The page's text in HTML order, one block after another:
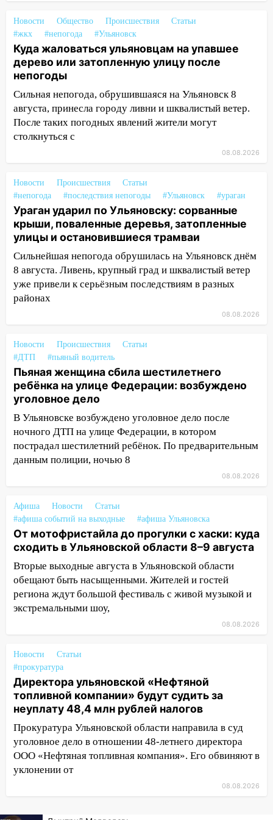
13:49 Стихия продолжает крушить
Ульяновск: дерево рухнуло на дом на
Орджоникидзе
13:47 На Нижней Террасе мощным
ветром вырвало дерево с корнем
13:46 Сильный ветер сорвал крышу с
СТО на проспекте Созидателей
Непогода продолжает бить по
сошёл с рельсов
13:22 Упавшие деревья перекрыли
дороги в Ульяновске: фото
13:17 Непогода в Ульяновске не
закончится сегодня: сильные ливни
сохранятся 9 августа
13:15 Трижды «брал в долг» без спроса:
житель Вешкаймского района похитил у
13:14
Ураган оторвал светофор на
проспекте Филатова в Ульяновске
13:12 Дерево пробило крышу дома на
Новгородской в Ульяновске и рухнуло
на электрощит
13:10 В Заволжском районе дерево
упало во дворе
13:08 Ураган ударил по Ульяновску:
сорванные крыши, поваленные деревья,
трамваи
12:17 Ульяновск накрыл крупный град:
после ливня город снова уходит под
воду
12:12 Прокуратура взяла на контроль
ДТП с шестилетним ребёнком на улице
Федерации
Федерации: возбуждено уголовное дело
11:16 В Ульяновске ищут 37-летнего
мужчину, пропавшего ещё 19 июля
10:30 От мотофристайла до прогулки с
хаски: куда сходить в Ульяновской
области 8–9 августа
10:11 Директора ульяновской
«Нефтяной топливной компании» будут
судить за неуплату 48,4 млн рублей
Новости Общество Происшествия
Статьи
#жкх
#непогода #Ульяновск
Куда жаловаться ульяновцам на упавшее
дерево или затопленную улицу после
непогоды
Сильная непогода, обрушившаяся на Ульяновск 8
августа, принесла городу ливни и шквалистый ветер.
После таких погодных явлений жители могут
столкнуться с
08.08.2026
Новости Происшествия
Статьи
#непогода
#последствия непогоды #Ульяновск #ураган
Ураган ударил по Ульяновску: сорванные
крыши, поваленные деревья, затопленные
улицы и остановившиеся трамваи
Сильнейшая непогода обрушилась на Ульяновск днём
8 августа. Ливень, крупный град и шквалистый ветер
уже привели к серьёзным последствиям в разных
районах
08.08.2026
Новости Происшествия
Статьи
#ДТП
#пьяный водитель
Пьяная женщина сбила шестилетнего
ребёнка на улице Федерации: возбуждено
уголовное дело
В Ульяновске возбуждено уголовное дело после
ночного ДТП на улице Федерации, в котором
пострадал шестилетний ребёнок. По предварительным
данным полиции, ночью 8
08.08.2026
Афиша Новости
Статьи
#афиша событий на выходные
#афиша Ульяновска
От мотофристайла до прогулки с хаски: куда
сходить в Ульяновской области 8–9 августа
Вторые выходные августа в Ульяновской области
обещают быть насыщенными. Жителей и гостей
региона ждут большой фестиваль с живой музыкой и
экстремальными шоу,
08.08.2026
Новости
Статьи
#прокуратура
Директора ульяновской «Нефтяной
топливной компании» будут судить за
неуплату 48,4 млн рублей налогов
Прокуратура Ульяновской области направила в суд
уголовное дело в отношении 48-летнего директора
ООО «Нефтяная топливная компания». Его обвиняют в
уклонении от
08.08.2026